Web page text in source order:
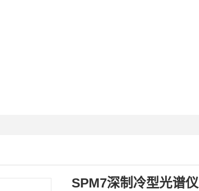
公安与毒品检测
SPM7深制冷型光谱仪